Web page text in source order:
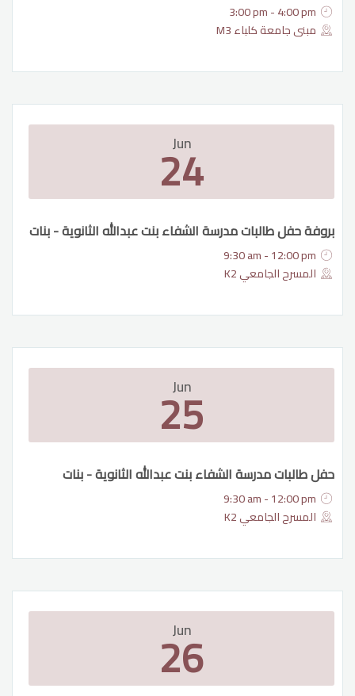
3:00 pm - 4:00 pm
مبنى جامعة كلباء M3
Jun
24
بروفة حفل طالبات مدرسة الشفاء بنت عبدالله الثانوية - بنات
9:30 am - 12:00 pm
المسرح الجامعي K2
Jun
25
حفل طالبات مدرسة الشفاء بنت عبدالله الثانوية - بنات
9:30 am - 12:00 pm
المسرح الجامعي K2
Jun
26